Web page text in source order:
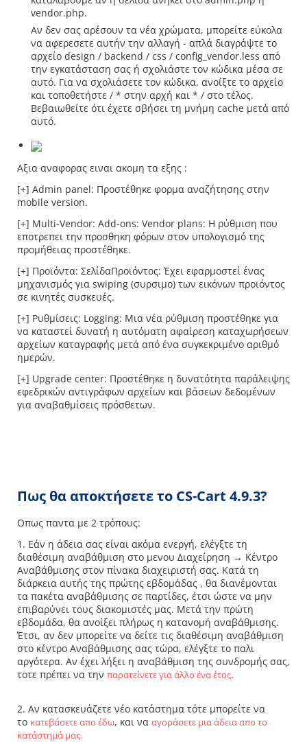
vendor.php.
Αν δεν σας αρέσουν τα νέα χρώματα, μπορείτε εύκολα
να αφερεσετε αυτήν την αλλαγή - απλά διαγράψτε το
αρχείο design / backend / css / config_vendor.less από
την εγκατάσταση σας ή σχολιάστε τον κώδικα μέσα σε
αυτό. Για να σχολιάσετε τον κώδικα, ανοίξτε το αρχείο
και τοποθετήστε / * στην αρχή και * / στο τέλος.
Βεβαιωθείτε ότι έχετε σβήσει τη μνήμη cache μετά από
αυτό.
Αξια αναφορας ειναι ακομη τα εξης :
[+] Admin panel: Προστέθηκε φορμα αναζήτησης στην
mobile version.
[+] Multi-Vendor: Add-ons: Vendor plans: Η ρύθμιση που
εποτρεπει την προσθηκη φόρων στον υπολογισμό της
προμήθειας προστέθηκε.
[+] Προϊόντα: ΣελίδαΠροϊόντος: Έχει εφαρμοστεί ένας
μηχανισμός για swiping (συρσιμο) των εικόνων προϊόντος
σε κινητές συσκευές.
[+] Ρυθμίσεις: Logging: Μια νέα ρύθμιση προστέθηκε για
να καταστεί δυνατή η αυτόματη αφαίρεση καταχωρήσεων
αρχείων καταγραφής μετά από ένα συγκεκριμένο αριθμό
ημερών.
[+] Upgrade center: Προστέθηκε η δυνατότητα παράλειψης
εφεδρικών αντιγράφων αρχείων και βάσεων δεδομένων
για αναβαθμίσεις πρόσθετων.
Πως θα αποκτήσετε το CS-Cart 4.9.3?
Οπως παντα με 2 τρόπους:
1. Εάν η άδεια σας είναι ακόμα ενεργή, ελέγξτε τη
διαθέσιμη αναβάθμιση στο μενου Διαχείρηση → Κέντρο
Αναβάθμισης στον πίνακα διαχειριστή σας. Κατά τη
διάρκεια αυτής της πρώτης εβδομάδας , θα διανέμονται
τα πακέτα αναβάθμισης σε παρτίδες, έτσι ώστε να μην
επιβαρύνει τους διακομιστές μας. Μετά την πρώτη
εβδομάδα, θα ανοίξει πλήρως η κατανομή αναβάθμισης.
Έτσι, αν δεν μπορείτε να δείτε τις διαθέσιμη αναβάθμιση
στο κέντρο Αναβάθμισης σας τώρα, ελέγξτε το παλι
αργότερα. Αν έχει λήξει η αναβάθμιση της συνδρομής σας,
τοτε πρέπει να την παρατείνετε για άλλο ένα έτος.
2. Αν κατασκευάζετε νέο κατάστημα τότε μπορείτε να
το κατεβάσετε απο έδω, και να αγοράσετε μια άδεια απο το
κατάστημά μας.